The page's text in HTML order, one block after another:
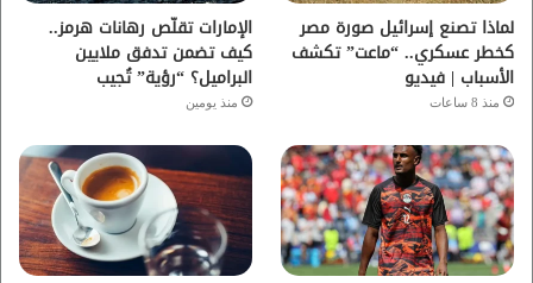
ا
م
لماذا تصنع إسرائيل صورة مصر
كخطر عسكري.. “ماعت” تكشف
الأسباب | فيديو
منذ 8 ساعات
الإمارات تقلّص رهانات هرمز..
كيف تضمن تدفق ملايين
البراميل؟ “رؤية” تُجيب
منذ يومين